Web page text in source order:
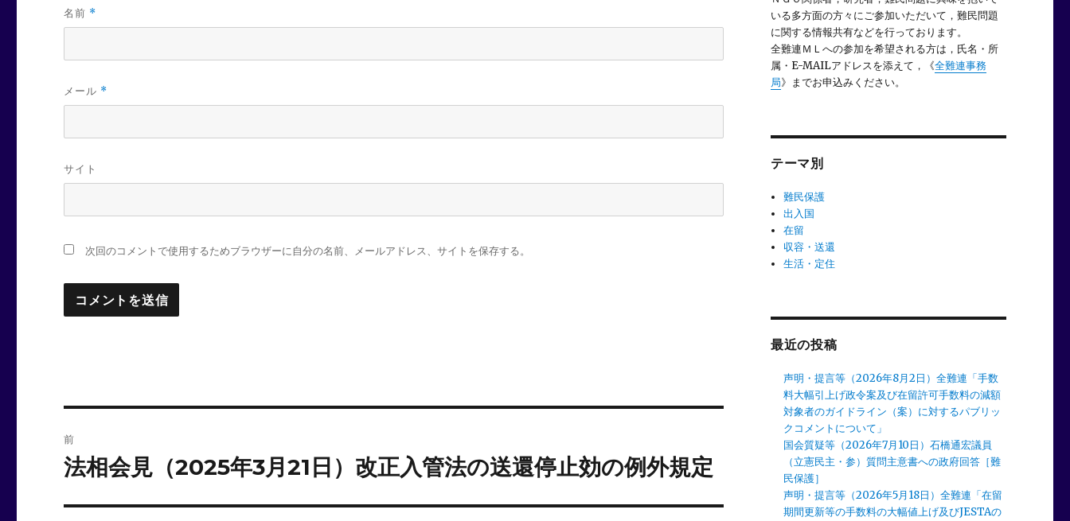
名前 *
メール *
サイト
次回のコメントで使用するためブラウザーに自分の名前、メールアドレス、サイトを保存する。
稿
前
前
投
法相会見（2025年3月21日）改正入管法の送還停止効の例外規定
いる多方面の方々にご参加いただいて，難民問題
に関する情報共有などを行っております。
全難連ＭＬへの参加を希望される方は，氏名・所
属・E-MAILアドレスを添えて，《全難連事務
局》までお申込みください。
テーマ別
難民保護
出入国
在留
収容・送還
生活・定住
最近の投稿
声明・提言等（2026年8月2日）全難連「手数
料大幅引上げ政令案及び在留許可手数料の減額
対象者のガイドライン（案）に対するパブリッ
クコメントについて」
国会質疑等（2026年7月10日）石橋通宏議員
（立憲民主・参）質問主意書への政府回答［難
民保護］
声明・提言等（2026年5月18日）全難連「在留
期間更新等の手数料の大幅値上げ及びJESTAの